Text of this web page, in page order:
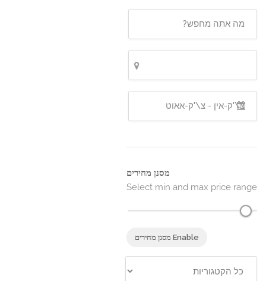
מסנן מחירים
Select min and max price
Enable מסנן מחירים